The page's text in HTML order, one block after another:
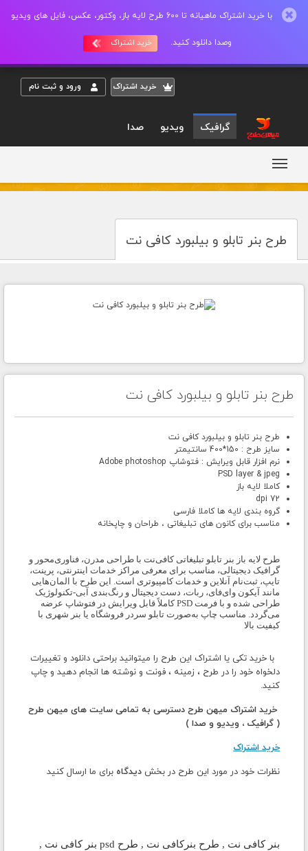
با خرید اشتراک ماهیانه تا 600 طرح لایه باز، وکتور، عکس، فایل های ویدیو
وصدا دانلود کنید. خرید اشتراک
خريد اشتراک ورود و ثبت نام
گرافیک ویدیو صدا
طرح بنر تابلو و بیلبورد کافی نت
طرح بنر تابلو و بیلبورد کافی نت
طرح بنر تابلو و بیلبورد کافی نت
سایز طرح : 150*400 سانتیمتر
نرم افزار قابل ویرایش : فتوشاپ Adobe photoshop
PSD layer & jpeg
کاملا لایه باز
72 dpi
گروه بندی لایه ها کاملا فارسی
مناسب برای کانون های تبلیغاتی ، طراحان و چاپخانه
طرح لایه باز بنر تابلو تبلیغاتی کافی‌نت با طراحی مدرن، فناوری‌محور و
گرافیک دیجیتالی، مناسب برای معرفی مراکز خدمات اینترنتی، پرینت،
تایپ، ثبت‌نام آنلاین و خدمات کامپیوتری است. این طرح با المان‌هایی
مانند آیکون وای‌فای، ربات، دست دیجیتال و رنگ‌بندی آبی-تکنولوژیک
طراحی شده و با فرمت PSD کاملاً قابل ویرایش در فتوشاپ عرضه
می‌گردد. مناسب چاپ به‌صورت تابلو سردر فروشگاه یا بنر شهری با
کیفیت بالا
با خرید تکی یا اشتراک این طرح را میتوانید براحتی دانلود و تغییرات
دلخواه خود را در طرح ، زمینه ، فونت و نوشته ها انجام دهید و چاپ
کنید.
خرید اشتراک میهن طرح دسترسی به تمامی سایت های میهن طرح
( گرافیک ، ویدیو و صدا )
خرید اشتراک
نظرات خود در مورد این طرح در بخش دیدگاه برای ما ارسال کنید
بنر کافی نت , طرح بنرکافی نت , طرح psd بنر کافی نت ,